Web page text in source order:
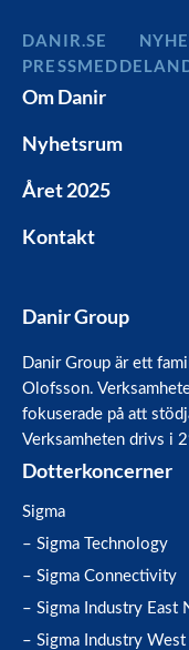
DANIR
Om Danir
Nyhetsrum
Året 2025
Kontakt
Danir Group
Danir Group är ett
Olofsson.
fokuserade på att
Verksamheten drivs i
Dotterkoncerner
Sigma
– Sigma Technology
– Sigma Connectivity
– Sigma Industry East
– Sigma Industry West